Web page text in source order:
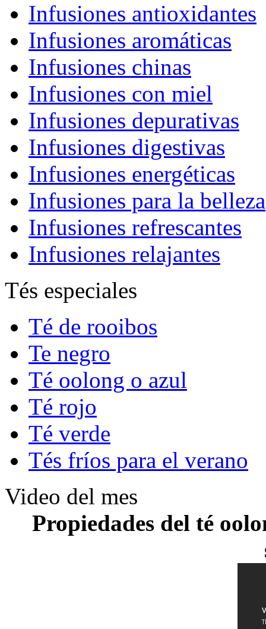
Infusiones antioxidantes
Infusiones aromáticas
Infusiones chinas
Infusiones con miel
Infusiones depurativas
Infusiones digestivas
Infusiones energéticas
Infusiones para la belleza
Infusiones refrescantes
Infusiones relajantes
Tés especiales
Té de rooibos
Te negro
Té oolong o azul
Té rojo
Té verde
Tés fríos para el verano
Video del mes
Propiedades del té